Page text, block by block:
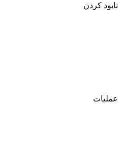
نابود کردن
عملیات